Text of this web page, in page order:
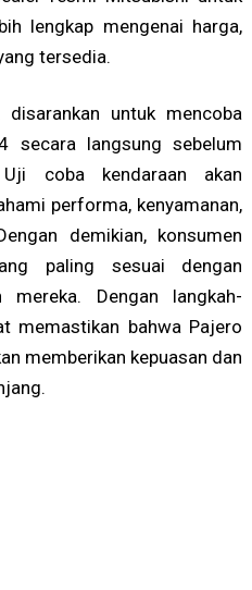
lengkap mengenai harga,
tersedia.
untuk mencoba
secara langsung sebelum
Uji coba kendaraan akan
performa, kenyamanan,
demikian, konsumen
paling sesuai dengan
mereka. Dengan langkah-
memastikan bahwa Pajero
memberikan kepuasan dan